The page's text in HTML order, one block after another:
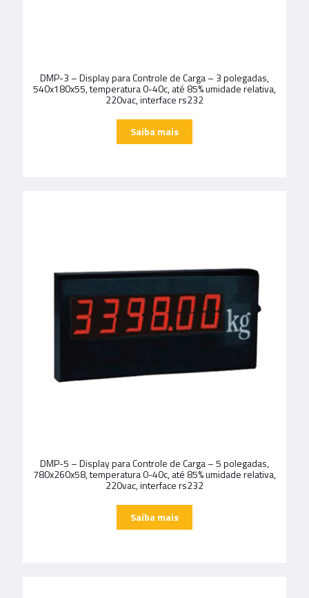
DMP-3 – Display para Controle de Carga – 3 polegadas,
540x180x55, temperatura 0-40c, até 85% umidade relativa,
220vac, interface rs232
DMP-5 – Display para Controle de Carga – 5 polegadas,
780x260x58, temperatura 0-40c, até 85% umidade relativa,
220vac, interface rs232